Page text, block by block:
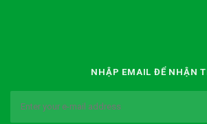
NHẬP EMAIL ĐỂ NHẬN